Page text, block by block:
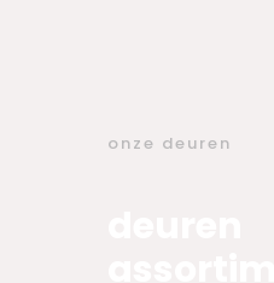
onze deuren